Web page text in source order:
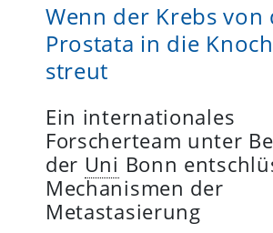
Wenn der Krebs von
Prostata in die
streut
Ein internationales
Forscherteam unter
der Uni Bonn
Mechanismen der
Metastasierung